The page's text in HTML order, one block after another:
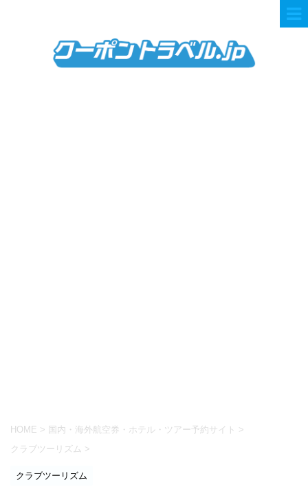
HOME > 国内・海外航空券・ホテル・ツアー予約サイト
>
クラブツーリズム >
クラブツーリズム